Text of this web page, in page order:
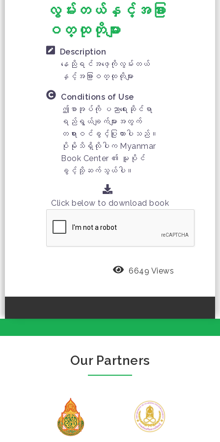
လွမ်းတယ်နှင့်အခြား
ဝတ္ထုတိုများ
Description
နေညိုရင်အဖေ့ကိုလွမ်းတယ်
နှင့်အခြားဝတ္ထုတိုများ
Conditions of Use
ဤစာအုပ်ကို ပညာရေးဆိုင်ရာ
ရည်ရွယ်ချက်များအတွက်
တရားဝင်ခွင့်ပြုထားပါသည်။
ပိုမိုသိရှိလိုပါက Myanmar
Book Center ၏ မူပိုင်
ခွင့်သို့ဆက်သွယ်ပါ။
Click below to download book
6649 Views
Our Partners